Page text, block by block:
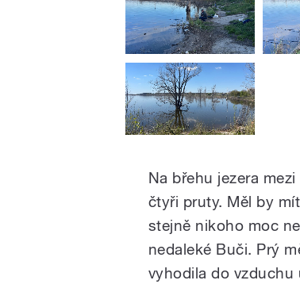
Na břehu jezera
čtyři pruty. Měl by
stejně nikoho moc
nedaleké Buči. Prý
vyhodila do vzduchu